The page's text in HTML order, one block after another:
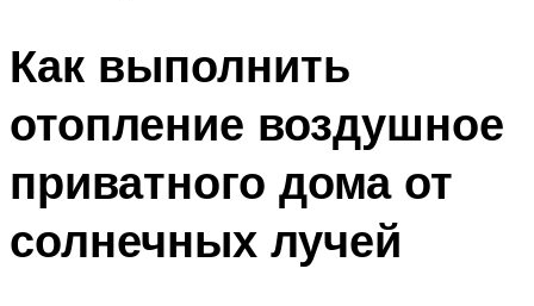
Как выполнить
отопление воздушное
приватного дома от
солнечных лучей